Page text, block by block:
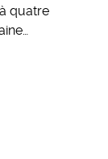
quatre